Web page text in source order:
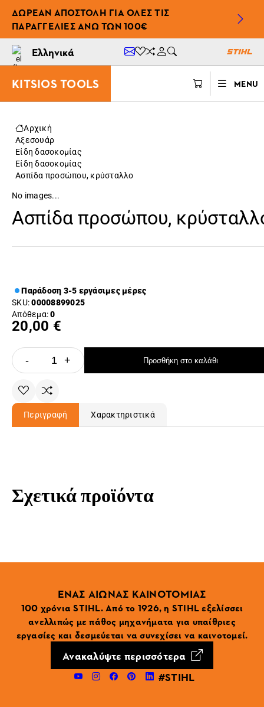
ΔΩΡΕΆΝ ΑΠΟΣΤΟΛΉ ΓΙΑ ΌΛΕΣ ΤΙΣ
ΠΑΡΑΓΓΕΛΊΕΣ ΆΝΩ ΤΩΝ 100€
Ελληνικά
KITSIOS TOOLS MENU
Αρχική
Αξεσουάρ
Είδη δασοκομίας
Είδη δασοκομίας
Ασπίδα προσώπου, κρύσταλλο
No images...
Ασπίδα προσώπου,
Παράδοση 3-5 εργάσιμες μέρες
SKU:00008899025
Απόθεμα:0
20,00 €
- + Προσθήκη στο καλάθι
Περιγραφή Χαρακτηριστικά
Σχετικά προϊόντα
ΕΝΑΣ ΑΙΩΝΑΣ ΚΑΙΝΟΤΟΜΙΑΣ
100 χρόνια STIHL. Από το 1926, η STIHL εξελίσσει
ανελλιπώς με πάθος μηχανήματα για υπαίθριες
εργασίες και δεσμεύεται να συνεχίσει να καινοτομεί.
Ανακαλύψτε περισσότερα
#STIHL